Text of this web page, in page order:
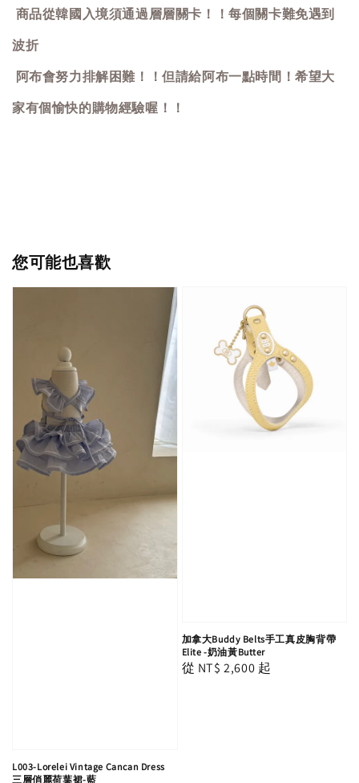
商品從韓國入境須通過層層關卡！！每個關卡難免遇到
波折
阿布會努力排解困難！！但請給阿布一點時間！希望大
家有個愉快的購物經驗喔！！
您可能也喜歡
L003-Lorelei Vintage Cancan Dress
三層俏麗荷葉裙-藍
加拿大Buddy Belts手工真皮胸背帶
Elite -奶油黃Butter
Regular
從 NT$ 2,600 起